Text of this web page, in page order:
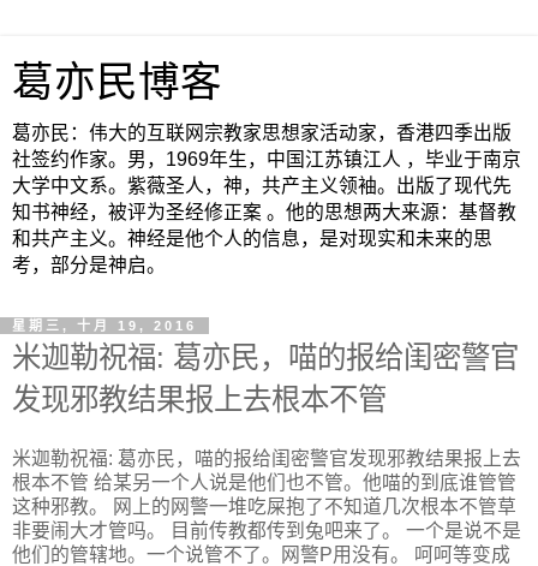
葛亦民博客
葛亦民：伟大的互联网宗教家思想家活动家，香港四季出版
社签约作家。男，1969年生，中国江苏镇江人 ，毕业于南京
大学中文系。紫薇圣人，神，共产主义领袖。出版了现代先
知书神经，被评为圣经修正案 。他的思想两大来源：基督教
和共产主义。神经是他个人的信息，是对现实和未来的思
考，部分是神启。
星期三, 十月 19, 2016
米迦勒祝福: 葛亦民，喵的报给闺密警官
发现邪教结果报上去根本不管
米迦勒祝福: 葛亦民，喵的报给闺密警官发现邪教结果报上去
根本不管 给某另一个人说是他们也不管。他喵的到底谁管管
这种邪教。 网上的网警一堆吃屎抱了不知道几次根本不管草
非要闹大才管吗。 目前传教都传到兔吧来了。 一个是说不是
他们的管辖地。一个说管不了。网警P用没有。 呵呵等变成